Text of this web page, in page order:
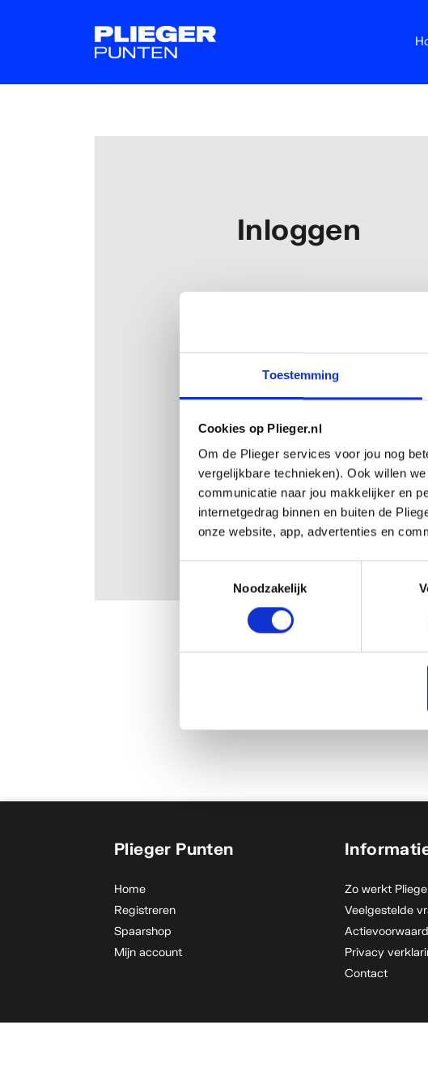
Toestemming
Cookies op Plieger.nl
Om de Plieger services voor jou nog
vergelijkbare technieken). Ook willen
communicatie naar jou makkelijker en
internetgedrag binnen en buiten de
onze website, app, advertenties en
Noodzakelijk
Inloggen
Nog geen account?
Plieger Punten
Home
Registreren
Spaarshop
Mijn account
Zo werkt
Veelgestelde
Privacy
Contact